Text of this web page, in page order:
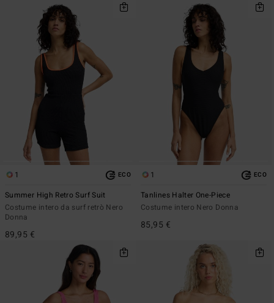
1 ECO
Summer High Retro Surf Suit
Costume intero da surf retrò Nero
Donna
89,95 €
1 ECO
Tanlines Halter One-Piece
Costume intero Nero Donna
85,95 €